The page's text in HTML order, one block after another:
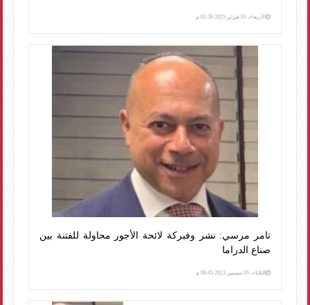
الأربعاء، 05 فبراير 2025 01:39 م
تامر مرسي: نشر وفبركة لائحة الأجور محاولة للفتنة بين
صناع الدراما
الثلاثاء، 05 سبتمبر 2023 09:45 م